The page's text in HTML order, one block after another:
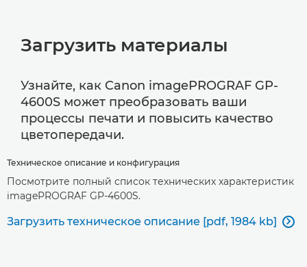
Загрузить материалы
Узнайте, как Canon imagePROGRAF GP-
4600S может преобразовать ваши
процессы печати и повысить качество
цветопередачи.
Техническое описание и конфигурация
Посмотрите полный список технических характеристик
imagePROGRAF GP-4600S.
Загрузить техническое описание [pdf, 1984 kb] 